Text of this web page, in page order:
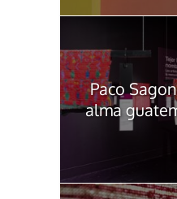
Paco
alma